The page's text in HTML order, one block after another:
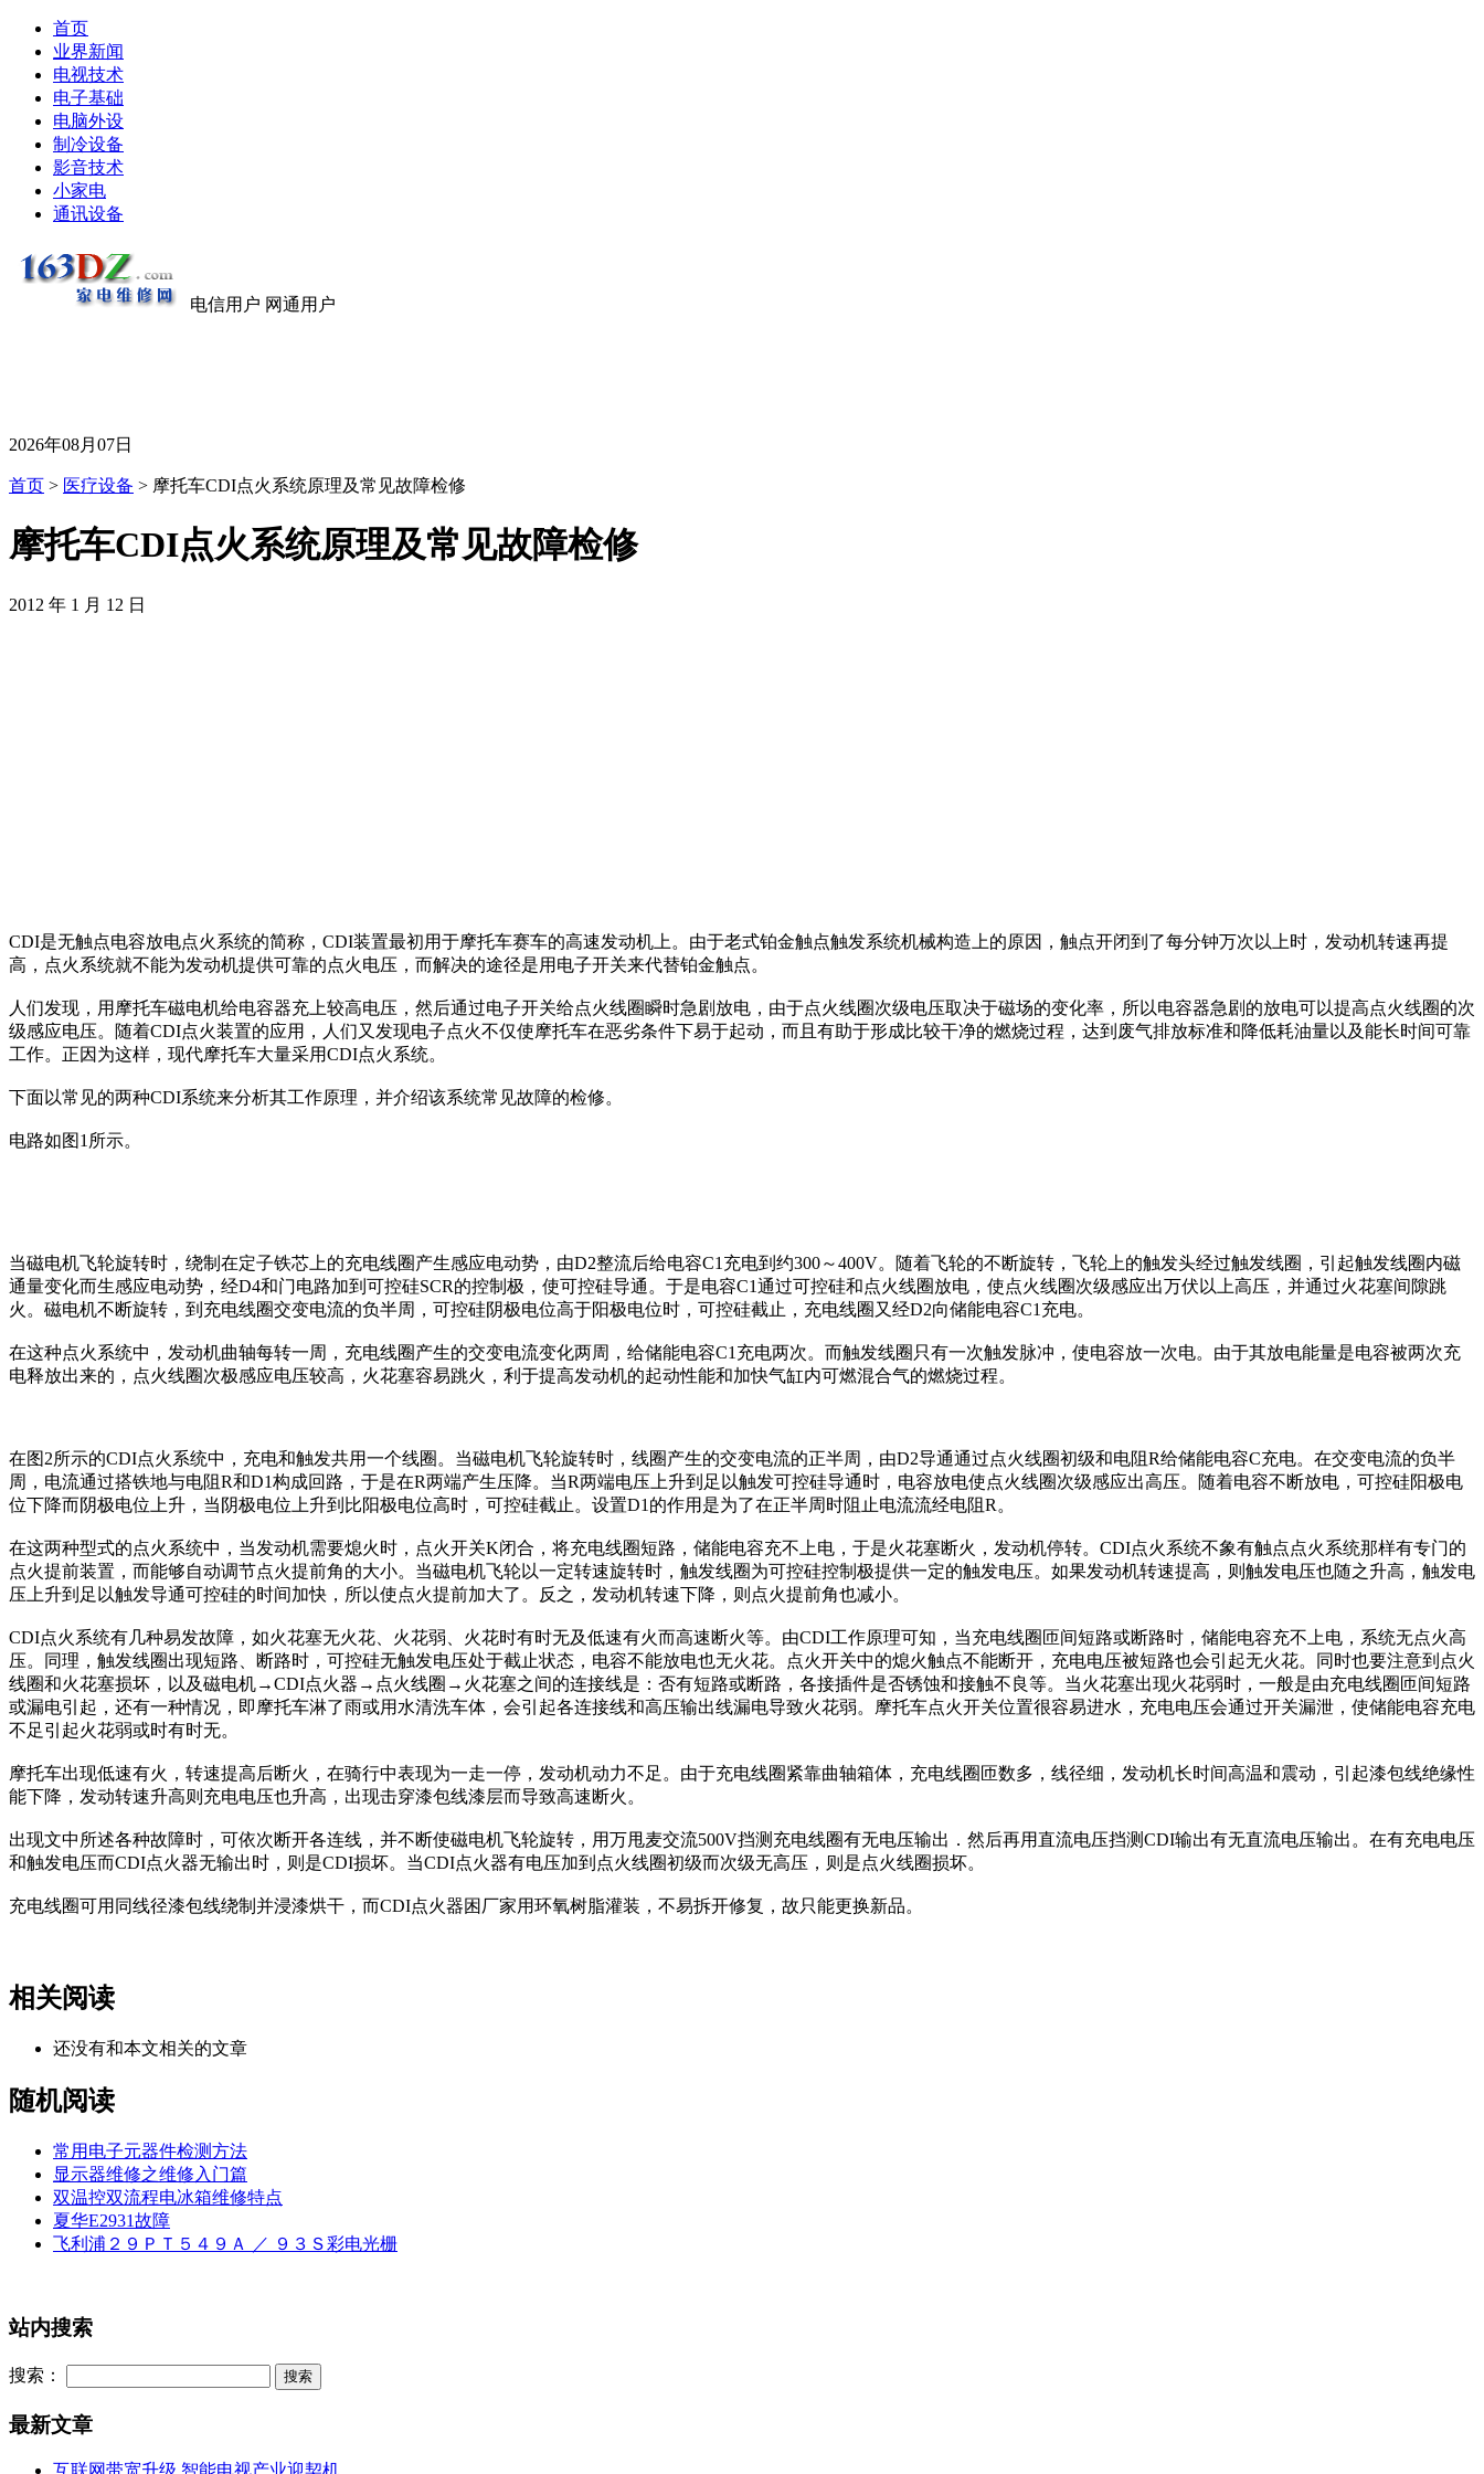
首页
业界新闻
电视技术
电子基础
电脑外设
制冷设备
影音技术
小家电
通讯设备
电信用户 网通用户
2026年08月07日
首页 > 医疗设备 > 摩托车CDI点火系统原理及常见故障检修
摩托车CDI点火系统原理及常见故障检修
2012 年 1 月 12 日
CDI是无触点电容放电点火系统的简称，CDI装置最初用于摩托车赛车的高速发动机上。由于老式铂金触点触发系统机械构造上的原因，触点开闭到了每分钟万次以上时，发动机转速再提
高，点火系统就不能为发动机提供可靠的点火电压，而解决的途径是用电子开关来代替铂金触点。
人们发现，用摩托车磁电机给电容器充上较高电压，然后通过电子开关给点火线圈瞬时急剧放电，由于点火线圈次级电压取决于磁场的变化率，所以电容器急剧的放电可以提高点火线圈的次
级感应电压。随着CDI点火装置的应用，人们又发现电子点火不仅使摩托车在恶劣条件下易于起动，而且有助于形成比较干净的燃烧过程，达到废气排放标准和降低耗油量以及能长时间可靠
工作。正因为这样，现代摩托车大量采用CDI点火系统。
下面以常见的两种CDI系统来分析其工作原理，并介绍该系统常见故障的检修。
电路如图1所示。
当磁电机飞轮旋转时，绕制在定子铁芯上的充电线圈产生感应电动势，由D2整流后给电容C1充电到约300～400V。随着飞轮的不断旋转，飞轮上的触发头经过触发线圈，引起触发线圈内磁
通量变化而生感应电动势，经D4和门电路加到可控硅SCR的控制极，使可控硅导通。于是电容C1通过可控硅和点火线圈放电，使点火线圈次级感应出万伏以上高压，并通过火花塞间隙跳
火。磁电机不断旋转，到充电线圈交变电流的负半周，可控硅阴极电位高于阳极电位时，可控硅截止，充电线圈又经D2向储能电容C1充电。
在这种点火系统中，发动机曲轴每转一周，充电线圈产生的交变电流变化两周，给储能电容C1充电两次。而触发线圈只有一次触发脉冲，使电容放一次电。由于其放电能量是电容被两次充
电释放出来的，点火线圈次极感应电压较高，火花塞容易跳火，利于提高发动机的起动性能和加快气缸内可燃混合气的燃烧过程。
在图2所示的CDI点火系统中，充电和触发共用一个线圈。当磁电机飞轮旋转时，线圈产生的交变电流的正半周，由D2导通通过点火线圈初级和电阻R给储能电容C充电。在交变电流的负半
周，电流通过搭铁地与电阻R和D1构成回路，于是在R两端产生压降。当R两端电压上升到足以触发可控硅导通时，电容放电使点火线圈次级感应出高压。随着电容不断放电，可控硅阳极电
位下降而阴极电位上升，当阴极电位上升到比阳极电位高时，可控硅截止。设置D1的作用是为了在正半周时阻止电流流经电阻R。
在这两种型式的点火系统中，当发动机需要熄火时，点火开关K闭合，将充电线圈短路，储能电容充不上电，于是火花塞断火，发动机停转。CDI点火系统不象有触点点火系统那样有专门的
点火提前装置，而能够自动调节点火提前角的大小。当磁电机飞轮以一定转速旋转时，触发线圈为可控硅控制极提供一定的触发电压。如果发动机转速提高，则触发电压也随之升高，触发电
压上升到足以触发导通可控硅的时间加快，所以使点火提前加大了。反之，发动机转速下降，则点火提前角也减小。
CDI点火系统有几种易发故障，如火花塞无火花、火花弱、火花时有时无及低速有火而高速断火等。由CDI工作原理可知，当充电线圈匝间短路或断路时，储能电容充不上电，系统无点火高
压。同理，触发线圈出现短路、断路时，可控硅无触发电压处于截止状态，电容不能放电也无火花。点火开关中的熄火触点不能断开，充电电压被短路也会引起无火花。同时也要注意到点火
线圈和火花塞损坏，以及磁电机→CDI点火器→点火线圈→火花塞之间的连接线是：否有短路或断路，各接插件是否锈蚀和接触不良等。当火花塞出现火花弱时，一般是由充电线圈匝间短路
或漏电引起，还有一种情况，即摩托车淋了雨或用水清洗车体，会引起各连接线和高压输出线漏电导致火花弱。摩托车点火开关位置很容易进水，充电电压会通过开关漏泄，使储能电容充电
不足引起火花弱或时有时无。
摩托车出现低速有火，转速提高后断火，在骑行中表现为一走一停，发动机动力不足。由于充电线圈紧靠曲轴箱体，充电线圈匝数多，线径细，发动机长时间高温和震动，引起漆包线绝缘性
能下降，发动转速升高则充电电压也升高，出现击穿漆包线漆层而导致高速断火。
出现文中所述各种故障时，可依次断开各连线，并不断使磁电机飞轮旋转，用万甩麦交流500V挡测充电线圈有无电压输出．然后再用直流电压挡测CDI输出有无直流电压输出。在有充电电压
和触发电压而CDI点火器无输出时，则是CDI损坏。当CDI点火器有电压加到点火线圈初级而次级无高压，则是点火线圈损坏。
充电线圈可用同线径漆包线绕制并浸漆烘干，而CDI点火器困厂家用环氧树脂灌装，不易拆开修复，故只能更换新品。
相关阅读
还没有和本文相关的文章
随机阅读
常用电子元器件检测方法
显示器维修之维修入门篇
双温控双流程电冰箱维修特点
夏华E2931故障
飞利浦２９ＰＴ５４９Ａ ／ ９３Ｓ彩电光栅
站内搜索
搜索：
最新文章